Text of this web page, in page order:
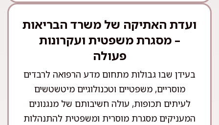
ועדת האתיקה של משרד הבריאות
– מסגרת משפטית ועקרונות
פעולה
בעידן שבו גבולות מתחום מדע הרפואה לרבדים
מוסריים, משפטיים וטכנולוגיים מיטשטשים
לעיתים תכופות, עולה חשיבותם של מנגנונים
המעניקים מסגרת מוסרית ומשפטית להתנהלות